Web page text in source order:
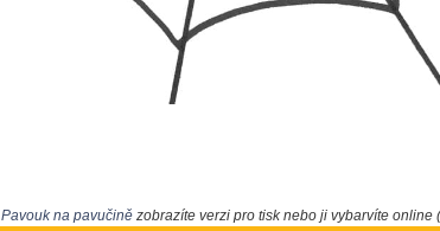
Pavouk na pavučinězobrazíte verzi pro tisk nebo ji vybarvíte online